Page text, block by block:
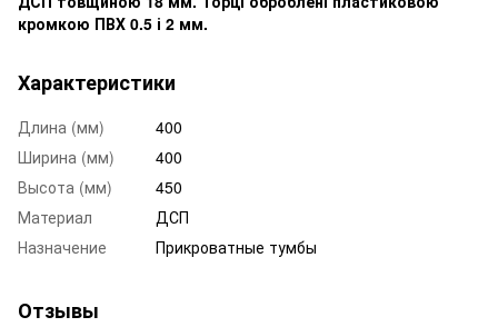
кромкою ПВХ 0.5 і 2 мм.
Характеристики
Длина (мм)
400
Ширина (мм)
400
Высота (мм)
450
Материал
ДСП
Назначение
Прикроватные тумбы
Отзывы